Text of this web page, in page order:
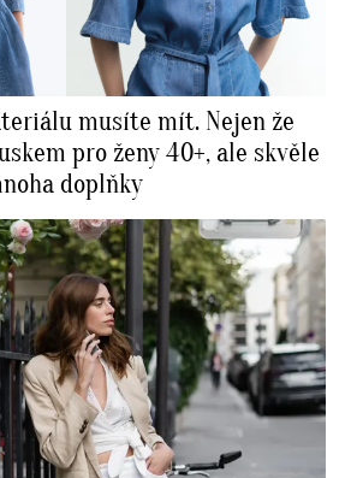
musíte mít. Nejen že
pro ženy 40+, ale skvěle
doplňky